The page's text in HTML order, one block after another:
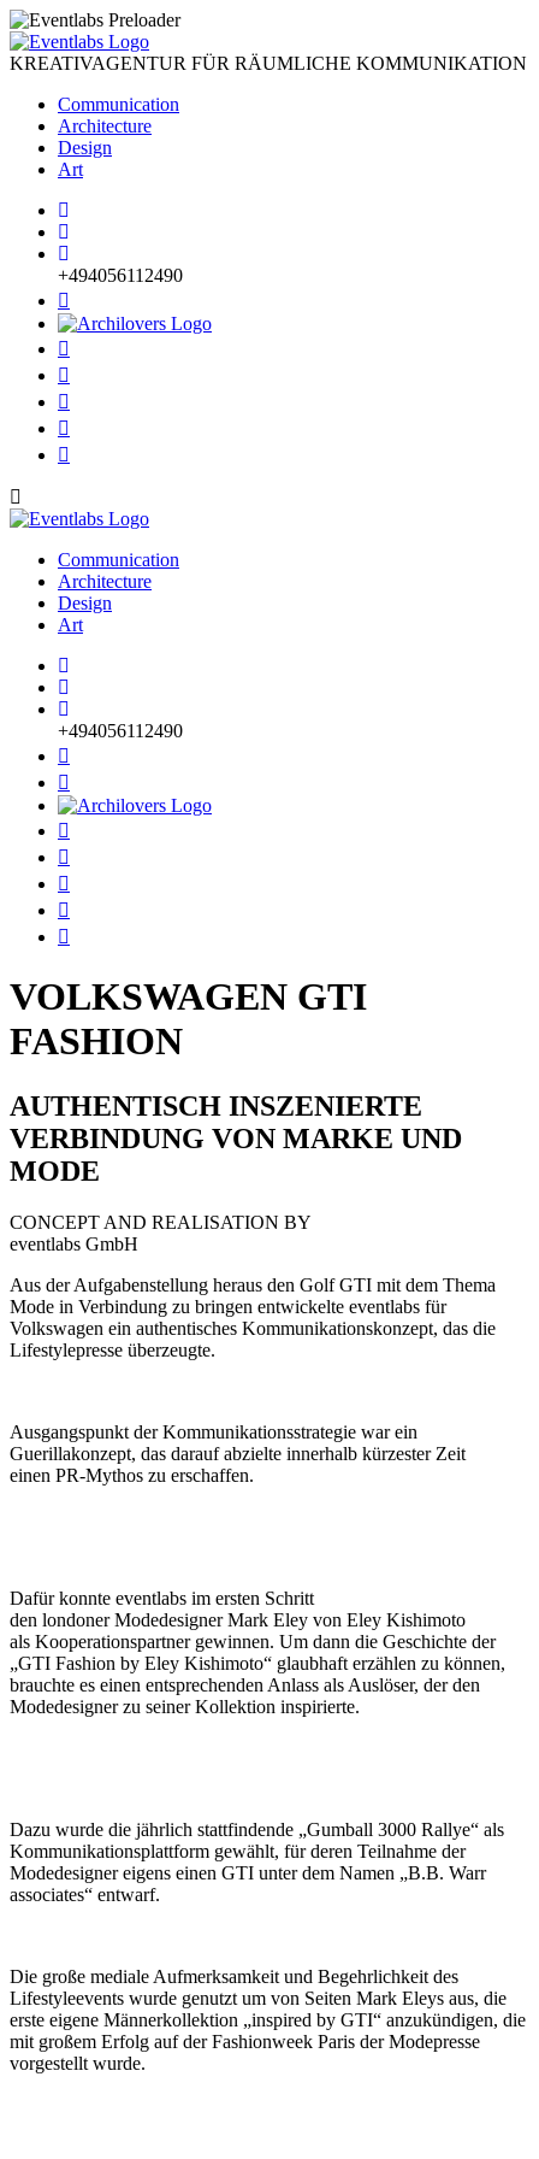
KREATIVAGENTUR FÜR RÄUMLICHE KOMMUNIKATION
Communication
Architecture
Design
Art
+494056112490
Communication
Architecture
Design
Art
+494056112490
VOLKSWAGEN GTI
FASHION
AUTHENTISCH INSZENIERTE
VERBINDUNG VON MARKE UND
MODE
CONCEPT AND REALISATION BY
eventlabs GmbH
Aus der Aufgabenstellung heraus den Golf GTI mit dem Thema
Mode in Verbindung zu bringen entwickelte eventlabs für
Volkswagen ein authentisches Kommunikationskonzept, das die
Lifestylepresse überzeugte.
Ausgangspunkt der Kommunikationsstrategie war ein
Guerillakonzept, das darauf abzielte innerhalb kürzester Zeit
einen PR-Mythos zu erschaffen.
Dafür konnte eventlabs im ersten Schritt
den londoner Modedesigner Mark Eley von Eley Kishimoto
als Kooperationspartner gewinnen. Um dann die Geschichte der
„GTI Fashion by Eley Kishimoto“ glaubhaft erzählen zu können,
brauchte es einen entsprechenden Anlass als Auslöser, der den
Modedesigner zu seiner Kollektion inspirierte.
Dazu wurde die jährlich stattfindende „Gumball 3000 Rallye“ als
Kommunikationsplattform gewählt, für deren Teilnahme der
Modedesigner eigens einen GTI unter dem Namen „B.B. Warr
associates“ entwarf.
Die große mediale Aufmerksamkeit und Begehrlichkeit des
Lifestyleevents wurde genutzt um von Seiten Mark Eleys aus, die
erste eigene Männerkollektion „inspired by GTI“ anzukündigen, die
mit großem Erfolg auf der Fashionweek Paris der Modepresse
vorgestellt wurde.